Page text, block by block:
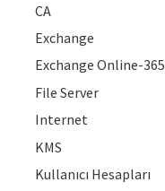
CA
Exchange
Exchange Online-365
File Server
Internet
KMS
Kullanıcı Hesapları